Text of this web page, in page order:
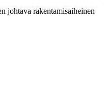
johtava rakentamisaiheinen